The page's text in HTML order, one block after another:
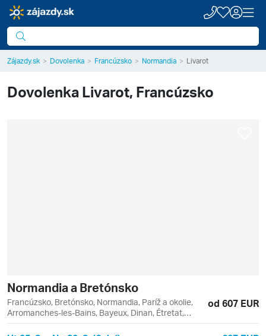
Zájazdy.sk Dovolenka Francúzsko Normandia Livarot
Dovolenka Livarot, Francúzsko
Normandia a Bretónsko
Francúzsko, Bretónsko, Normandia, Paríž a okolie,
Arromanches-les-Bains, Bayeux, Dinan, Étretat,
Fécamp, Honfleur, Paríž, Rouen
od 607 EUR